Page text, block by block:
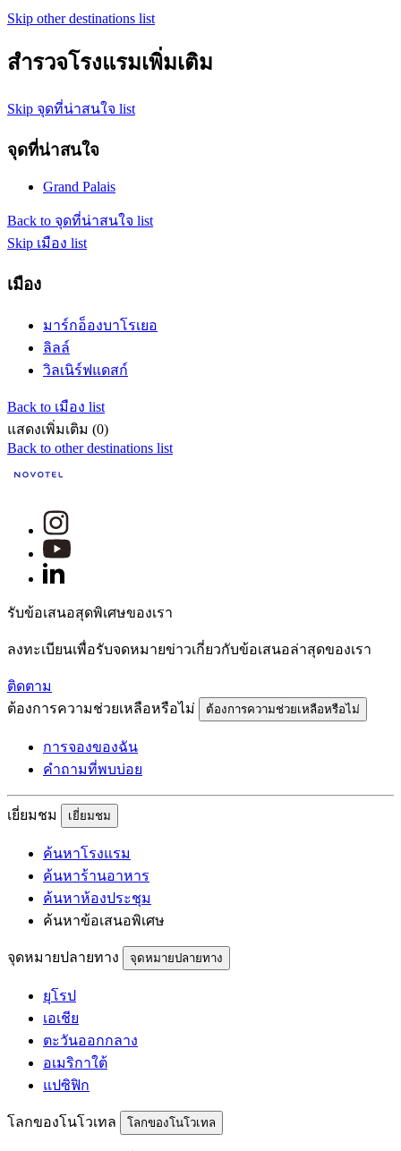
Skip other destinations list
สำรวจโรงแรมเพิ่มเติม
Skip จุดที่น่าสนใจ list
จุดที่น่าสนใจ
Grand Palais
Back to จุดที่น่าสนใจ list
Skip เมือง list
เมือง
มาร์กอ็องบาโรเยอ
ลิลล์
วิลเนิร์ฟแดสก์
Back to เมือง list
แสดงเพิ่มเติม (0)
Back to other destinations list
รับข้อเสนอสุดพิเศษของเรา
ลงทะเบียนเพื่อรับจดหมายข่าวเกี่ยวกับข้อเสนอล่าสุดของเรา
ติดตาม
ต้องการความช่วยเหลือหรือไม่
ต้องการความช่วยเหลือหรือไม่
การจองของฉัน
คำถามที่พบบ่อย
เยี่ยมชม เยี่ยมชม
ค้นหาโรงแรม
ค้นหาร้านอาหาร
ค้นหาห้องประชุม
ค้นหาข้อเสนอพิเศษ
จุดหมายปลายทาง จุดหมายปลายทาง
ยุโรป
เอเชีย
ตะวันออกกลาง
อเมริกาใต้
แปซิฟิก
โลกของโนโวเทล โลกของโนโวเทล